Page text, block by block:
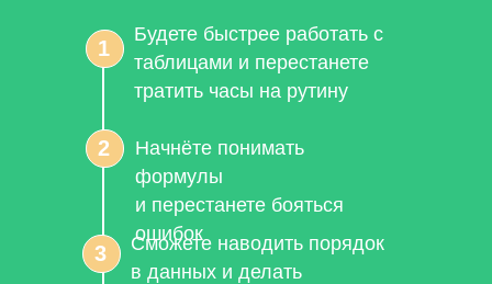
Будете быстрее работать с
таблицами и перестанете
тратить часы на рутину
Начнёте понимать
формулы
и перестанете бояться
ошибок
Сможете наводить порядок
в данных и делать
1
2
3